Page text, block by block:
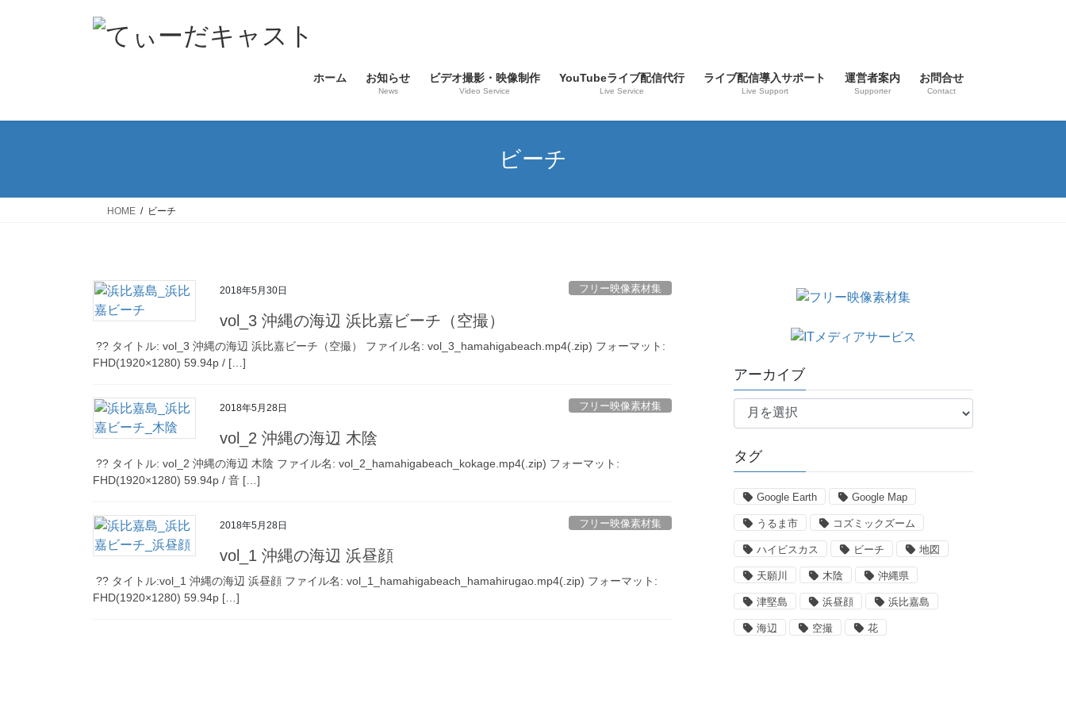
ス
ン
ホーム お知らせ
News
ビデオ撮影・映像制作
Video Service
YouTubeライブ配信代行
Live Service
ライブ配信導入サポート
Live Support
運営者案内
Supporter
お問合せ
Contact
ビーチ
HOME ビーチ
2018年5月30日 フリー映像素材集
vol_3 沖縄の海辺 浜比嘉ビーチ（空撮）
?? タイトル: vol_3 沖縄の海辺 浜比嘉ビーチ（空撮） ファイル名: vol_3_hamahigabeach.mp4(.zip) フォーマット:
FHD(1920×1280) 59.94p / […]
2018年5月28日 フリー映像素材集
vol_2 沖縄の海辺 木陰
?? タイトル: vol_2 沖縄の海辺 木陰 ファイル名: vol_2_hamahigabeach_kokage.mp4(.zip) フォーマット:
FHD(1920×1280) 59.94p / 音 […]
2018年5月28日 フリー映像素材集
vol_1 沖縄の海辺 浜昼顔
?? タイトル:vol_1 沖縄の海辺 浜昼顔 ファイル名: vol_1_hamahigabeach_hamahirugao.mp4(.zip) フォーマット:
FHD(1920×1280) 59.94p […]
アーカイブ
ア
イ
ブ
タグ
Google Earth Google Map
うるま市 コズミックズーム
ハイビスカス ビーチ 地図
天願川 木陰 沖縄県
津堅島 浜昼顔 浜比嘉島
海辺 空撮 花